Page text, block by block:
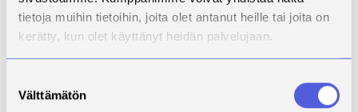
tietoja muihin tietoihin, joita olet antanut heille tai joita on
kerätty, kun olet käyttänyt heidän palvelujaan.
valinta
Välttämätön
Liitteessä 1. on mainittu
kumppaniyritykset.
Lisäksi kohderyhmänä on
toteuttajaorganisaatioiden
opetus- ja TKI-henkilöstö uuden
teknologian osaamisen myötä.